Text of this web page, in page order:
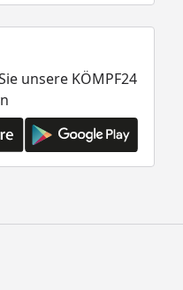
unsere KÖMPF24